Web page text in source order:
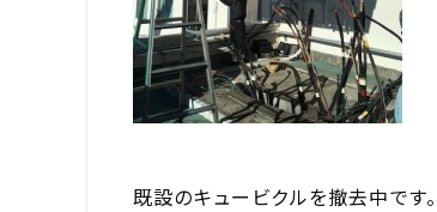
既設のキュービクルを撤去中です。